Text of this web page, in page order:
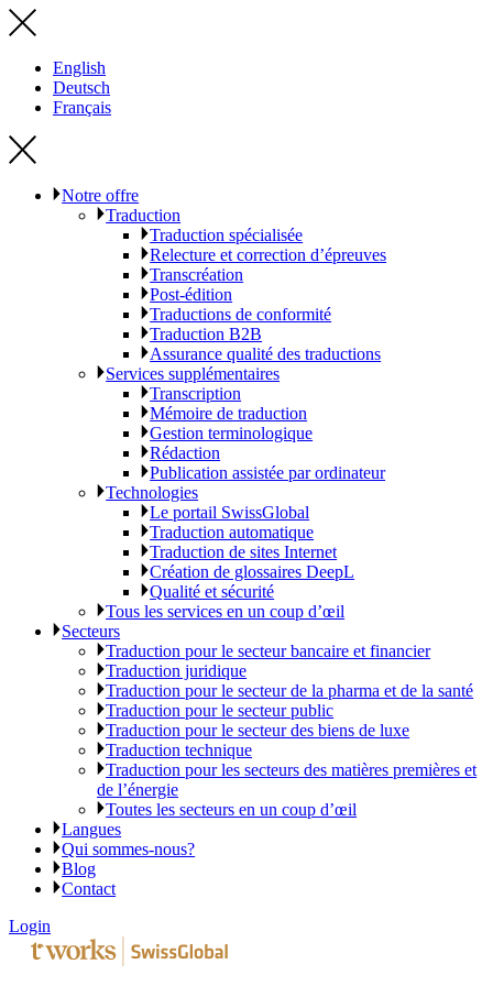
English
Deutsch
Français
Notre offre
Traduction
Traduction spécialisée
Relecture et correction d’épreuves
Transcréation
Post-édition
Traductions de conformité
Traduction B2B
Assurance qualité des traductions
Services supplémentaires
Transcription
Mémoire de traduction
Gestion terminologique
Rédaction
Publication assistée par ordinateur
Technologies
Le portail SwissGlobal
Traduction automatique
Traduction de sites Internet
Création de glossaires DeepL
Qualité et sécurité
Tous les services en un coup d’œil
Secteurs
Traduction pour le secteur bancaire et financier
Traduction juridique
Traduction pour le secteur de la pharma et de la santé
Traduction pour le secteur public
Traduction pour le secteur des biens de luxe
Traduction technique
Traduction pour les secteurs des matières premières et
de l’énergie
Toutes les secteurs en un coup d’œil
Langues
Qui sommes-nous?
Blog
Contact
Login